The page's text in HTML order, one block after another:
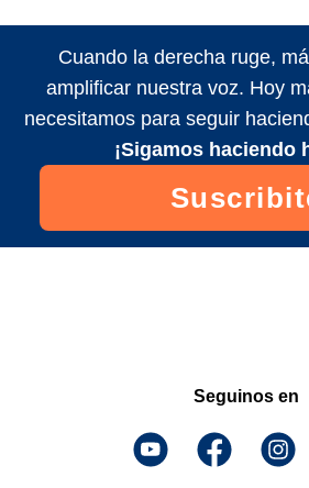
Cuando la derecha ruge,
amplificar nuestra voz. Hoy
necesitamos para seguir
¡Sigamos haciendo
Seguinos en